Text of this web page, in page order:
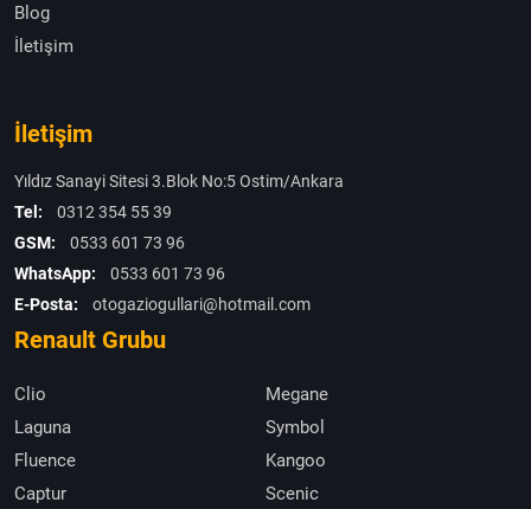
Blog
İletişim
İletişim
Yıldız Sanayi Sitesi 3.Blok No:5 Ostim/Ankara
Tel:
0312 354 55 39
GSM:
0533 601 73 96
WhatsApp:
0533 601 73 96
E-Posta:
otogaziogullari@hotmail.com
Renault Grubu
Clio
Megane
Laguna
Symbol
Fluence
Kangoo
Captur
Scenic